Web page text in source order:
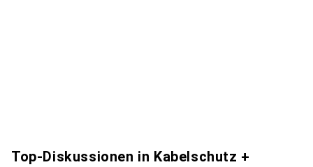
Top-Diskussionen in Kabelschutz +